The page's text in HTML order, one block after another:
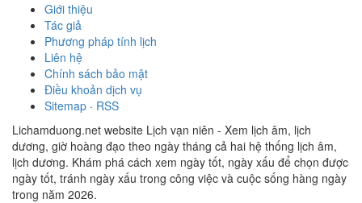
Giới thiệu
Tác giả
Phương pháp tính lịch
Liên hệ
Chính sách bảo mật
Điều khoản dịch vụ
Sitemap · RSS
Lichamduong.net website Lịch vạn niên - Xem lịch âm, lịch
dương, giờ hoàng đạo theo ngày tháng cả hai hệ thống lịch âm,
lịch dương. Khám phá cách xem ngày tốt, ngày xấu để chọn được
ngày tốt, tránh ngày xấu trong công việc và cuộc sống hàng ngày
trong năm 2026.